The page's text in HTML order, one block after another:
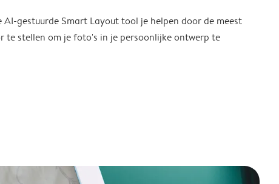
gestuurde Smart Layout tool je helpen door de meest
te stellen om je foto's in je persoonlijke ontwerp te